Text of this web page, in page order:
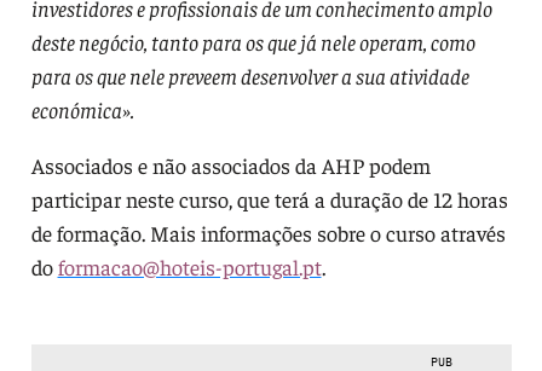
investidores e profissionais de um conhecimento amplo
deste negócio, tanto para os que já nele operam, como
para os que nele preveem desenvolver a sua atividade
económica».
Associados e não associados da AHP podem
participar neste curso, que terá a duração de 12 horas
de formação. Mais informações sobre o curso através
doformacao@hoteis-portugal.pt.
PUB